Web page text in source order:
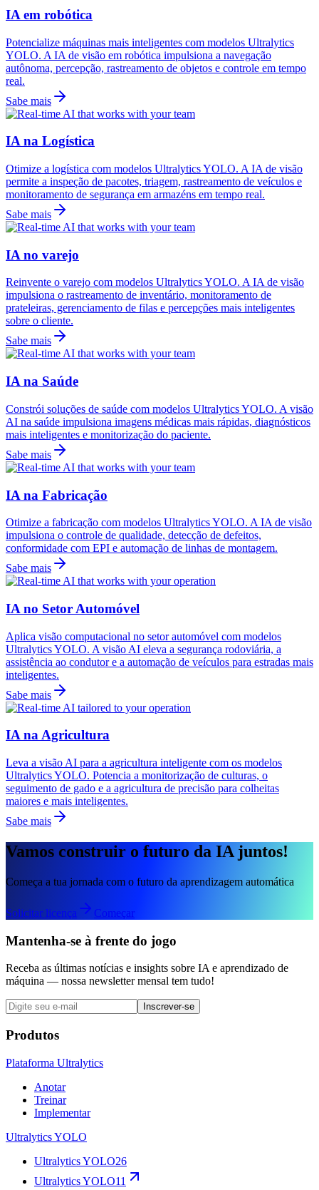
IA em robótica
Potencialize máquinas mais inteligentes com modelos Ultralytics
YOLO. A IA de visão em robótica impulsiona a navegação
autônoma, percepção, rastreamento de objetos e controle em tempo
real.
Sabe mais
IA na Logística
Otimize a logística com modelos Ultralytics YOLO. A IA de visão
permite a inspeção de pacotes, triagem, rastreamento de veículos e
monitoramento de segurança em armazéns em tempo real.
Sabe mais
IA no varejo
Reinvente o varejo com modelos Ultralytics YOLO. A IA de visão
impulsiona o rastreamento de inventário, monitoramento de
prateleiras, gerenciamento de filas e percepções mais inteligentes
sobre o cliente.
Sabe mais
IA na Saúde
Constrói soluções de saúde com modelos Ultralytics YOLO. A visão
AI na saúde impulsiona imagens médicas mais rápidas, diagnósticos
mais inteligentes e monitorização do paciente.
Sabe mais
IA na Fabricação
Otimize a fabricação com modelos Ultralytics YOLO. A IA de visão
impulsiona o controle de qualidade, detecção de defeitos,
conformidade com EPI e automação de linhas de montagem.
Sabe mais
IA no Setor Automóvel
Aplica visão computacional no setor automóvel com modelos
Ultralytics YOLO. A visão AI eleva a segurança rodoviária, a
assistência ao condutor e a automação de veículos para estradas mais
inteligentes.
Sabe mais
IA na Agricultura
Leva a visão AI para a agricultura inteligente com os modelos
Ultralytics YOLO. Potencia a monitorização de culturas, o
seguimento de gado e a agricultura de precisão para colheitas
maiores e mais inteligentes.
Sabe mais
Vamos construir o futuro da IA juntos!
Começa a tua jornada com o futuro da aprendizagem automática
Solicitar licença Começar
Mantenha-se à frente do jogo
Receba as últimas notícias e insights sobre IA e aprendizado de
máquina — nossa newsletter mensal tem tudo!
Inscrever-se
Produtos
Plataforma Ultralytics
Anotar
Treinar
Implementar
Ultralytics YOLO
Ultralytics YOLO26
Ultralytics YOLO11